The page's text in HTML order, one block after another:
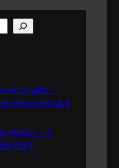
es mi gallo –
Piérola [ePub &
México – 3
[PDF]